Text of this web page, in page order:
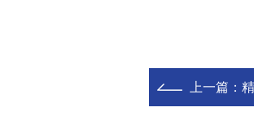
上一篇：